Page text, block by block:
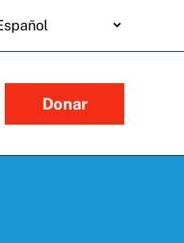
language
Donar